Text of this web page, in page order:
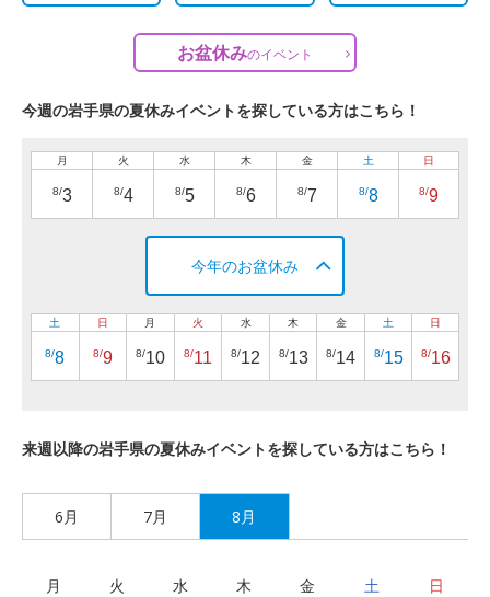
お盆休みのイベント
今週の岩手県の夏休みイベントを探している方はこちら！
月
8/3
火
8/4
水
8/5
木
8/6
金
8/7
土
8/8
日
8/9
今年のお盆休み
土
8/8
日
8/9
月
8/10
火
8/11
水
8/12
木
8/13
金
8/14
土
8/15
日
8/16
来週以降の岩手県の夏休みイベントを探している方はこちら！
6月 7月 8月
月 火 水 木 金 土 日